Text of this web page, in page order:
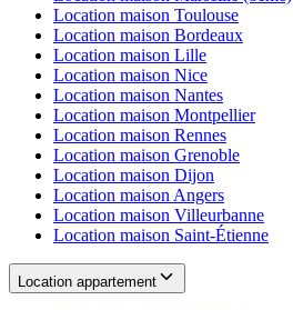
Location maison Toulouse
Location maison Bordeaux
Location maison Lille
Location maison Nice
Location maison Nantes
Location maison Montpellier
Location maison Rennes
Location maison Grenoble
Location maison Dijon
Location maison Angers
Location maison Villeurbanne
Location maison Saint-Étienne
Location appartement